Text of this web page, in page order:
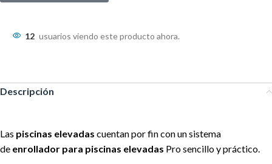
12 usuarios viendo este producto ahora.
Descripción
Las piscinas elevadas cuentan por fin con un sistema
de enrollador para piscinas elevadas Pro sencillo y práctico.